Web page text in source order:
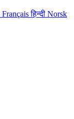
Françaisहिन्दी Norsk